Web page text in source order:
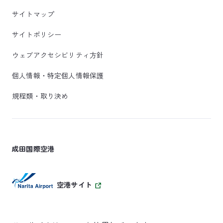
サイトマップ
サイトポリシー
ウェブアクセシビリティ方針
個人情報・特定個人情報保護
規程類・取り決め
成田国際空港
空港サイト